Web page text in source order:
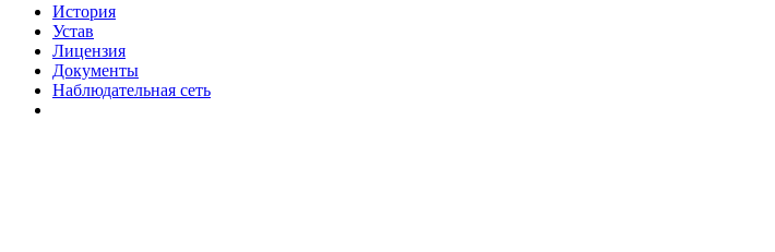
История
Устав
Лицензия
Документы
Наблюдательная сеть